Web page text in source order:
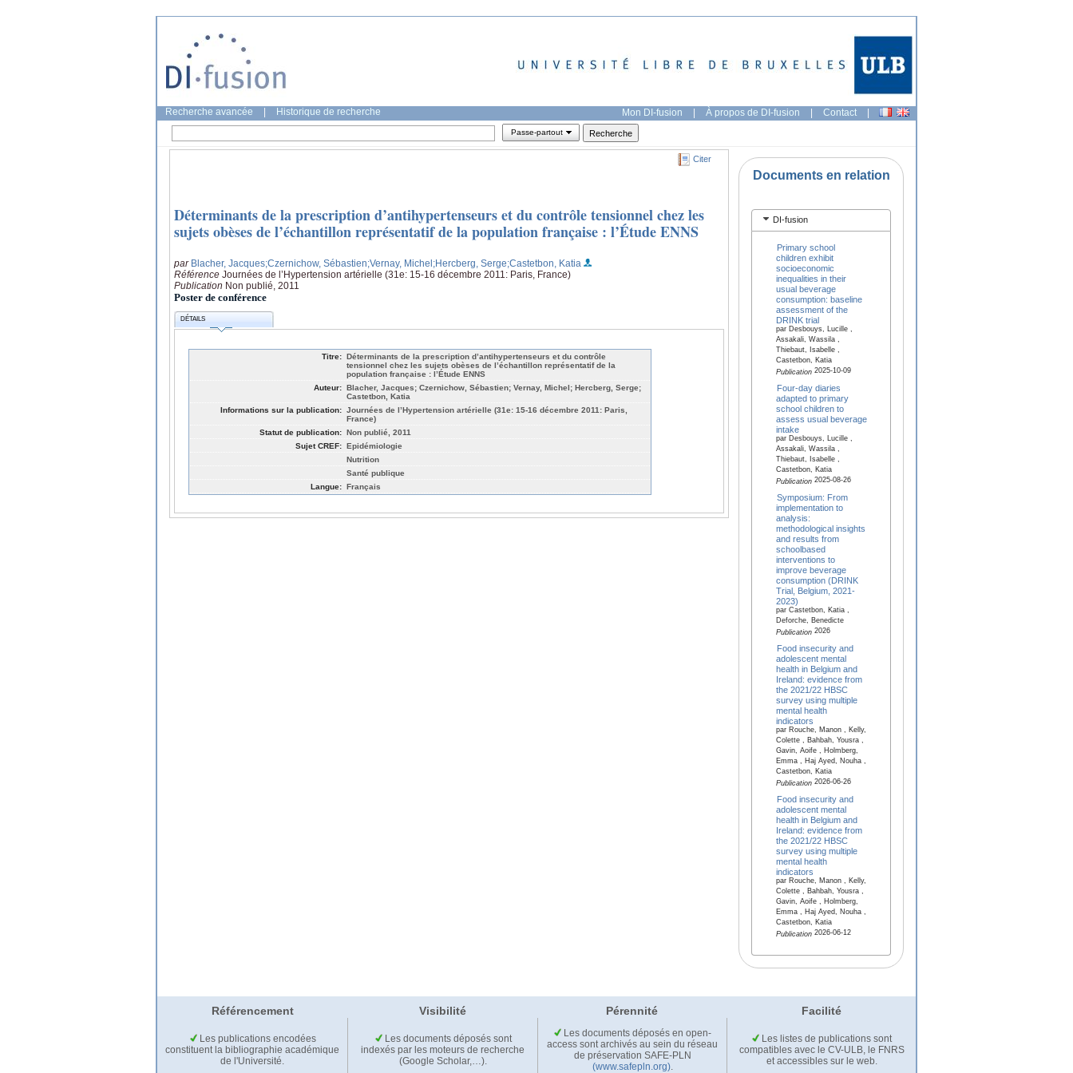
Recherche avancée Historique de recherche Mon DI-fusion | À propos de DI-fusion | Contact |
Passe-partout
Citer
Déterminants de la prescription d’antihypertenseurs et du contrôle tensionnel chez les
sujets obèses de l’échantillon représentatif de la population française : l’Étude ENNS
par Blacher, Jacques;Czernichow, Sébastien;Vernay, Michel;Hercberg, Serge;Castetbon, Katia
Référence Journées de l’Hypertension artérielle (31e: 15-16 décembre 2011: Paris, France)
Publication Non publié, 2011
Poster de conférence
DÉTAILS
Titre: Déterminants de la prescription d’antihypertenseurs et du contrôle
tensionnel chez les sujets obèses de l’échantillon représentatif de la
population française : l’Étude ENNS
Auteur: Blacher, Jacques; Czernichow, Sébastien; Vernay, Michel; Hercberg, Serge;
Castetbon, Katia
Informations sur la publication: Journées de l’Hypertension artérielle (31e: 15-16 décembre 2011: Paris,
France)
Statut de publication: Non publié, 2011
Sujet CREF: Epidémiologie
Nutrition
Santé publique
Langue: Français
Documents en relation
DI-fusion
Primary school
children exhibit
socioeconomic
inequalities in their
usual beverage
consumption: baseline
assessment of the
DRINK trial
par Desbouys, Lucille ,
Assakali, Wassila ,
Thiebaut, Isabelle ,
Castetbon, Katia
Publication2025-10-09
Four-day diaries
adapted to primary
school children to
assess usual beverage
intake
par Desbouys, Lucille ,
Assakali, Wassila ,
Thiebaut, Isabelle ,
Castetbon, Katia
Publication2025-08-26
Symposium: From
implementation to
analysis:
methodological insights
and results from
schoolbased
interventions to
improve beverage
consumption (DRINK
Trial, Belgium, 2021-
2023)
par Castetbon, Katia ,
Deforche, Benedicte
Publication2026
Food insecurity and
adolescent mental
health in Belgium and
Ireland: evidence from
the 2021/22 HBSC
survey using multiple
mental health
indicators
par Rouche, Manon , Kelly,
Colette , Bahbah, Yousra ,
Gavin, Aoife , Holmberg,
Emma , Haj Ayed, Nouha ,
Castetbon, Katia
Publication2026-06-26
Food insecurity and
adolescent mental
health in Belgium and
Ireland: evidence from
the 2021/22 HBSC
survey using multiple
mental health
indicators
par Rouche, Manon , Kelly,
Colette , Bahbah, Yousra ,
Gavin, Aoife , Holmberg,
Emma , Haj Ayed, Nouha ,
Castetbon, Katia
Publication2026-06-12
Référencement Visibilité Pérennité Facilité
Les publications encodées
constituent la bibliographie académique
de l'Université.
Les documents déposés sont
indexés par les moteurs de recherche
(Google Scholar,…).
Les documents déposés en open-
access sont archivés au sein du réseau
de préservation SAFE-PLN
(www.safepln.org).
Les listes de publications sont
compatibles avec le CV-ULB, le FNRS
et accessibles sur le web.